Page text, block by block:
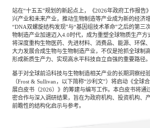
地产与物业 矿业
美容时尚 大数
物流与供应链 建筑
表现与影响
专家委员会
中
EN
站在“十五五”规划的新起点上，《2026年政府工作报告
兴产业和未来产业，推动生物制造等产业成为新的经济
“DNA双螺旋结构发现”与“基因组技术革命”之后的第三
物制造产业加速迈入4.0时代，成为重塑全球物质生产方
将深度重构生物医药、先进材料、消费品、能源、环保
大力发展合成生物与生物制造产业，不仅是抢抓全球制
形成新质生产力、实现高水平科技自立自强的重要路径。
基于对全球前沿科技与生物制造相关产业的长期洞察经
（Frost& Sullivan ，以下简称“沙利文”）将启动《全球
展白皮书（2026）》的筹建与编写工作。本白皮书将通
密合作与深入调研结果，旨在为政府机构、投资机构、
前瞻性的结构化启示与参考。